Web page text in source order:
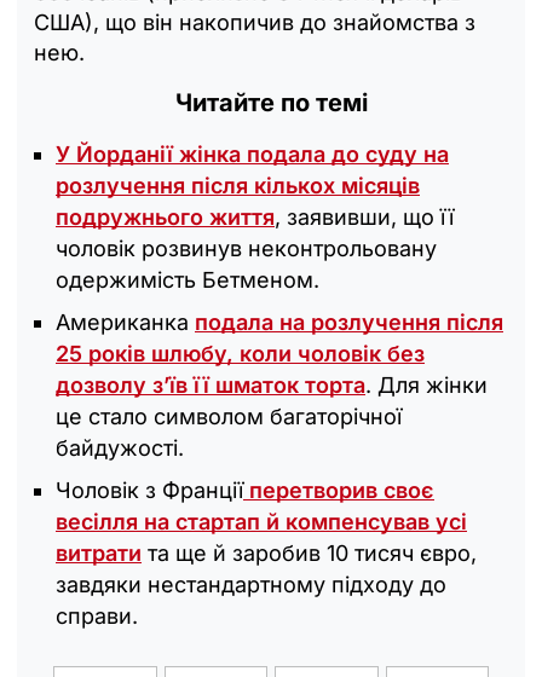
США), що він накопичив до знайомства з
нею.
Читайте по темі
У Йорданії жінка подала до суду на
розлучення після кількох місяців
подружнього життя, заявивши, що її
чоловік розвинув неконтрольовану
одержимість Бетменом.
Американка подала на розлучення після
25 років шлюбу, коли чоловік без
дозволу з’їв її шматок торта. Для жінки
це стало символом багаторічної
байдужості.
Чоловік з Франціїперетворив своє
весілля на стартап й компенсував усі
витрати та ще й заробив 10 тисяч євро,
завдяки нестандартному підходу до
справи.